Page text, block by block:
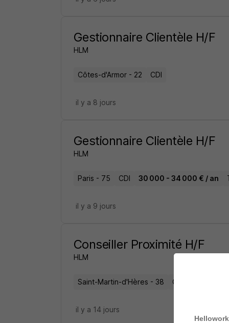
Gestionnaire Clientèle H/F
HLM
Côtes-d'Armor - 22 CDI
il y a 8 jours
Gestionnaire Clientèle H/F
HLM
Paris - 75 CDI 30 000 - 34 000 € / an
il y a 9 jours
Conseiller Proximité H/F
HLM
Saint-Martin-d'Hères - 38 CDI
il y a 14 jours